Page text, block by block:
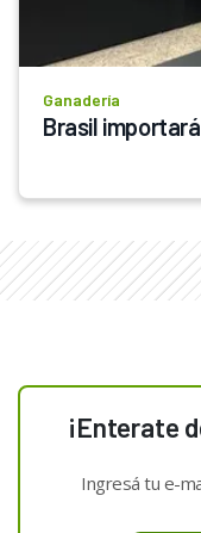
Ganadería
Brasil
¡Enterate
Ingresá tu e-